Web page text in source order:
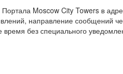
Moscow City Towers в
направление
без специального